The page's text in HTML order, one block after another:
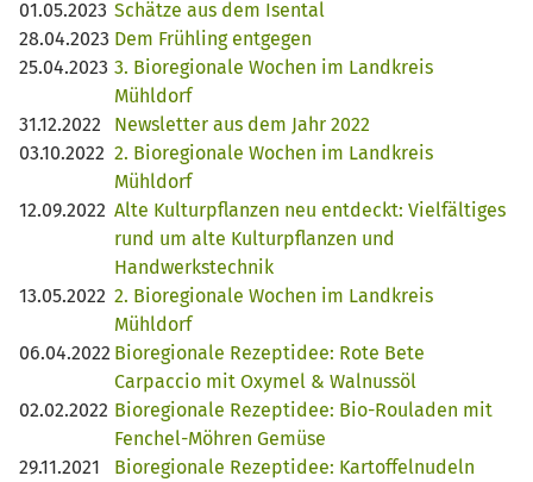
01.05.2023 Schätze aus dem Isental
28.04.2023 Dem Frühling entgegen
25.04.2023 3. Bioregionale Wochen im Landkreis
Mühldorf
31.12.2022
Newsletter aus dem Jahr 2022
03.10.2022 2. Bioregionale Wochen im Landkreis
Mühldorf
12.09.2022 Alte Kulturpflanzen neu entdeckt: Vielfältiges
rund um alte Kulturpflanzen und
Handwerkstechnik
13.05.2022 2. Bioregionale Wochen im Landkreis
Mühldorf
06.04.2022 Bioregionale Rezeptidee: Rote Bete
Carpaccio mit Oxymel & Walnussöl
02.02.2022 Bioregionale Rezeptidee: Bio-Rouladen mit
Fenchel-Möhren Gemüse
29.11.2021
Bioregionale Rezeptidee: Kartoffelnudeln